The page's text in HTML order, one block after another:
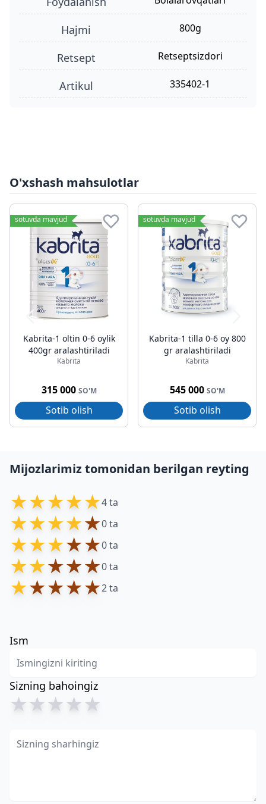
hajmi 800g
retsept retseptsizdori
Artikul 335402-1
O'xshash mahsulotlar
sotuvda mavjud
Kabrita-1 oltin 0-6 oylik
400gr aralashtiriladi
Kabrita
315 000 SO'M
Sotib olish
sotuvda mavjud
Kabrita-1 tilla 0-6 oy 800
gr aralashtiriladi
Kabrita
545 000 SO'M
Sotib olish
Mijozlarimiz tomonidan berilgan reyting
★★★★★4 ta
★★★★★0 ta
★★★★★0 ta
★★★★★0 ta
★★★★★2 ta
Ism
Sizning bahoingiz
★★★★★